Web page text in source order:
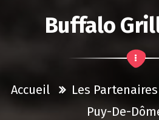
Buffalo
Accueil Les
Puy-De-